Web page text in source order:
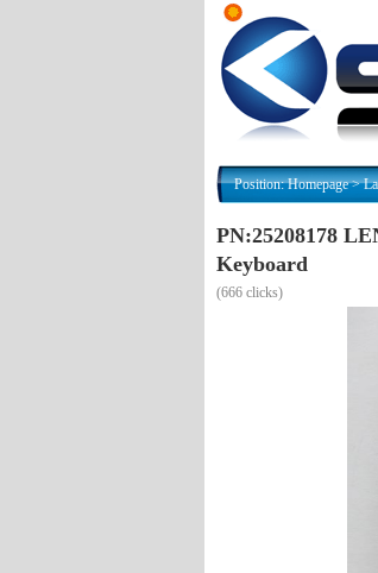
Position:Homepage>
PN:25208178
Keyboard
(666 clicks)